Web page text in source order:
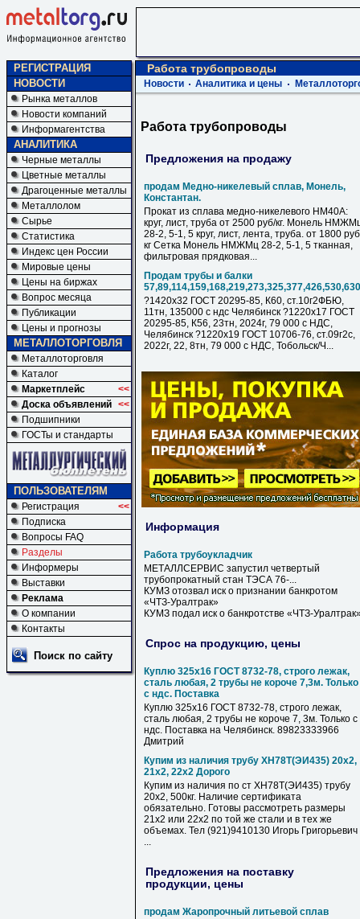
РЕГИСТРАЦИЯ
НОВОСТИ
Рынка металлов
Новости компаний
Информагентства
АНАЛИТИКА
Черные металлы
Цветные металлы
Драгоценные металлы
Металлолом
Сырье
Статистика
Индекс цен России
Мировые цены
Цены на биржах
Вопрос месяца
Публикации
Цены и прогнозы
МЕТАЛЛОТОРГОВЛЯ
Металлоторговля
Каталог
Маркетплейс
<<
Доска объявлений <<
Подшипники
ГОСТы и стандарты
ПОЛЬЗОВАТЕЛЯМ
Регистрация
<<
Подписка
Вопросы FAQ
Разделы
Информеры
Выставки
Реклама
О компании
Контакты
Поиск по сайту
Работа трубопроводы
Новости Аналитика и цены
Работа трубопроводы
Предложения на продажу
продам Медно-никелевый сплав, Монель,
Константан.
Прокат из сплава медно-никелевого НМ40А:
круг, лист, труба от 2500 руб/кг. Монель
28-2, 5-1, 5 круг, лист, лента, труба. от 1800
кг Сетка Монель НМЖМц 28-2, 5-1, 5 тканная,
фильтровая прядковая...
Продам трубы и балки
?1420х32 ГОСТ 20295-85, К60, ст.10г2ФБЮ,
11тн, 135000 с ндс Челябинск ?1220х17 ГОСТ
20295-85, К56, 23тн, 2024г, 79 000 с НДC,
Челябинск ?1220х19 ГОСТ 10706-76, ст.09г2с,
2022г, 22, 8тн, 79 000 с НДC, Тобольск/Ч...
Информация
Работа трубоукладчик
МЕТАЛЛСЕРВИС запустил четвертый
трубопрокатный стан ТЭСА 76-...
КУМЗ отозвал иск о признании банкротом
«ЧТЗ-Уралтрак»
КУМЗ подал иск о банкротстве «ЧТЗ-
Спрос на продукцию, цены
Куплю 325х16 ГОСТ 8732-78, строго лежак,
сталь любая, 2 трубы не короче 7,3м. Только
с ндс. Поставка
Куплю 325х16 ГОСТ 8732-78, строго лежак,
сталь любая, 2 трубы не короче 7, 3м. Только с
ндс. Поставка на Челябинск. 89823333966
Дмитрий
Купим из наличия трубу ХН78Т(ЭИ435) 20х2,
21х2, 22х2 Дорого
Купим из наличия по ст ХН78Т(ЭИ435) трубу
20х2, 500кг. Наличие сертификата
обязательно. Готовы рассмотреть размеры
21х2 или 22х2 по той же стали и в тех же
объемах. Тел (921)9410130 Игорь Григорьевич
...
Предложения на поставку
продукции, цены
продам Жаропрочный литьевой сплав